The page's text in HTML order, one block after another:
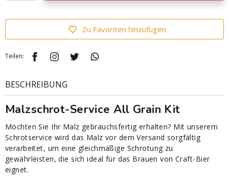
Zu Favoriten hinzufügen
Teilen:
BESCHREIBUNG
Malzschrot-Service All Grain Kit
Möchten Sie Ihr Malz gebrauchsfertig erhalten? Mit unserem
Schrotservice wird das Malz vor dem Versand sorgfältig
verarbeitet, um eine gleichmäßige Schrotung zu
gewährleisten, die sich ideal für das Brauen von Craft-Bier
eignet.